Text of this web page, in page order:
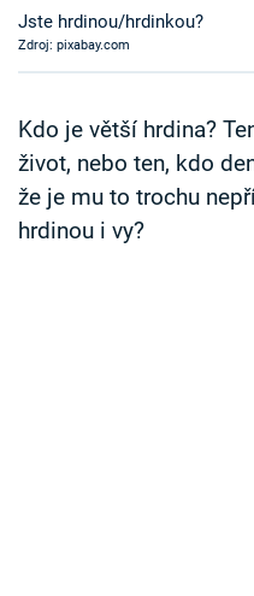
Sledujte prima+
Sledujte nás
Jste hrdinou/hrdinkou?
Zdroj: pixabay.com
Kdo je větší hrdina?
život, nebo ten, kdo
že je mu to trochu
hrdinou i vy?